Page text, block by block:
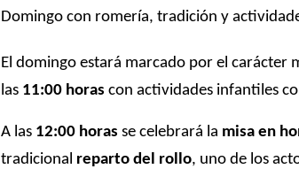
Domingo con romería, tradición y
El domingo estará marcado por el carácter
las 11:00 horas con actividades infantiles
A las 12:00 horas se celebrará la misa en
tradicional reparto del rollo, uno de los